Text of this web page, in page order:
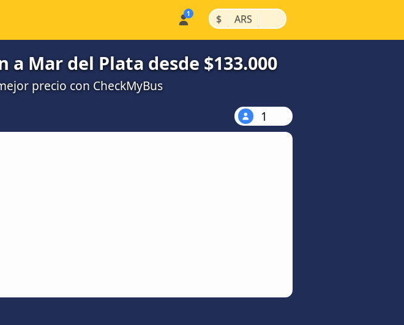
$ | ARS |
Mar del Plata desde $133.000
precio con CheckMyBus
1